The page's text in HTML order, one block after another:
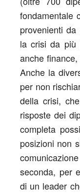
fondamentale
provenienti
la crisi da più
anche
Anche la
per non
della crisi,
risposte dei
completa
posizioni non
seconda, per
di un leader